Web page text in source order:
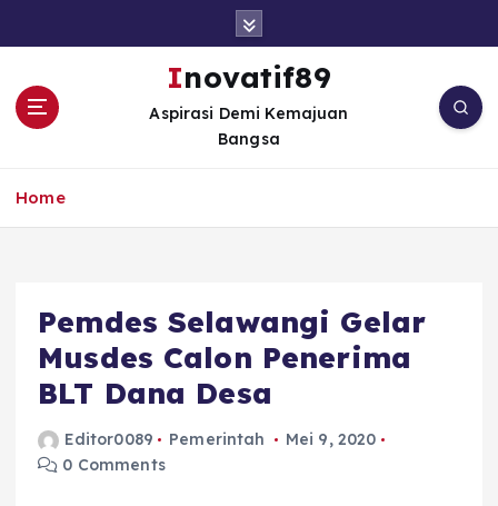
Inovatif89
Aspirasi Demi Kemajuan
Bangsa
Home
Pemdes Selawangi Gelar
Musdes Calon Penerima
BLT Dana Desa
Editor0089 Pemerintah
Mei 9, 2020
0 Comments